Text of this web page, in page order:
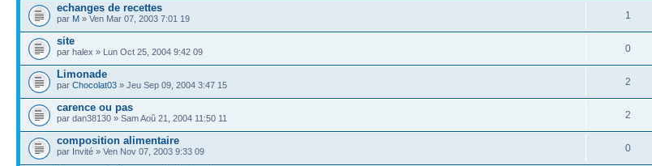
echanges de recettes
par M » Ven Mar 07, 2003 7:01 19 1
site
par halex » Lun Oct 25, 2004 9:42 09 0
Limonade
par Chocolat03 » Jeu Sep 09, 2004 3:47 15 2
carence ou pas
par dan38130 » Sam Aoû 21, 2004 11:50 11 2
composition alimentaire
par Invité » Ven Nov 07, 2003 9:33 09 0